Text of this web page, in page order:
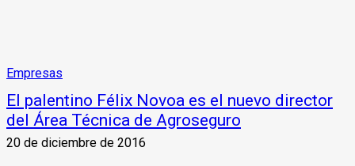
Empresas
El palentino Félix Novoa es el nuevo director
del Área Técnica de Agroseguro
20 de diciembre de 2016